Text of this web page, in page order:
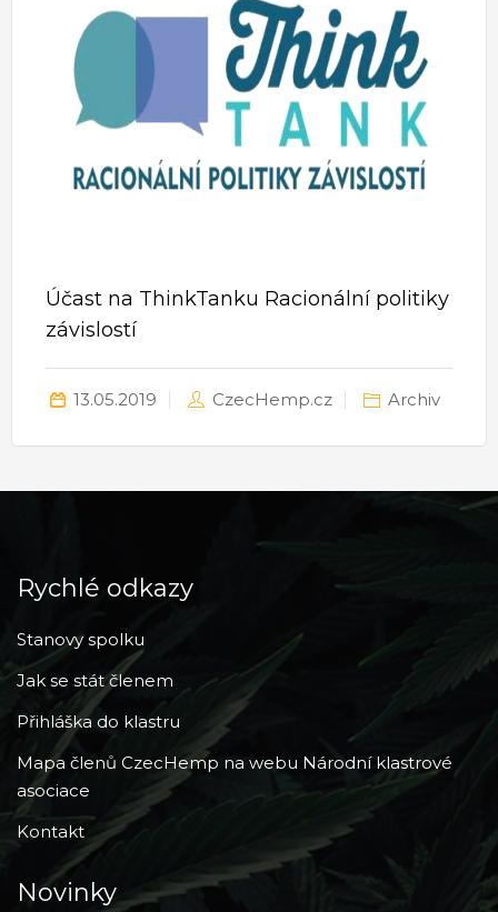
Účast na ThinkTanku Racionální politiky
závislostí
13.05.2019 CzecHemp.cz Archiv
Rychlé odkazy
Stanovy spolku
Jak se stát členem
Přihláška do klastru
Mapa členů CzecHemp na webu Národní klastrové
asociace
Kontakt
Novinky